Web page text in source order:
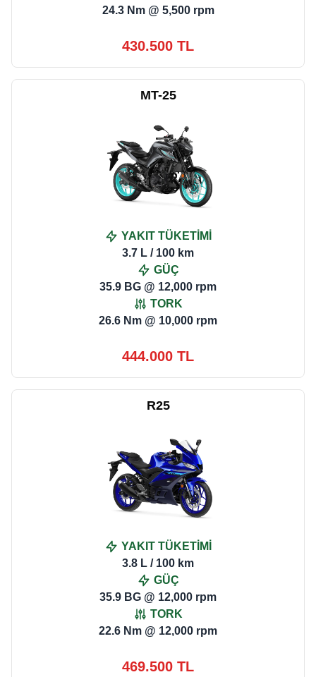
24.3 Nm @ 5,500 rpm
430.500 TL
MT-25
YAKIT TÜKETİMİ
3.7 L / 100 km
GÜÇ
35.9 BG @ 12,000 rpm
TORK
26.6 Nm @ 10,000 rpm
444.000 TL
R25
YAKIT TÜKETİMİ
3.8 L / 100 km
GÜÇ
35.9 BG @ 12,000 rpm
TORK
22.6 Nm @ 12,000 rpm
469.500 TL